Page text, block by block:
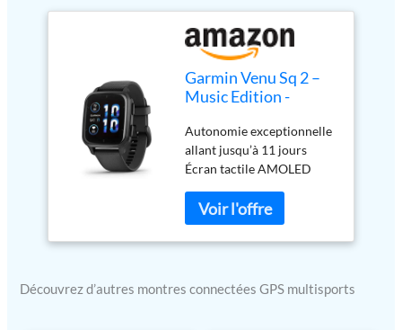
Garmin Venu Sq 2 –
Music Edition -
GPS Multisports avec
écran AMOLED et
Suivi santé - Gray
avec Bracelet Noir -
Boîtier 40 mm
Autonomie exceptionnelle
allant jusqu’à 11 jours
Écran tactile AMOLED
résistant Gorilla Glass
Musique intégrée
compatible avec Spotify,
(abonnement premium
requis) GPS intégré, plus de
Découvrez d’autres montres connectées GPS multisports